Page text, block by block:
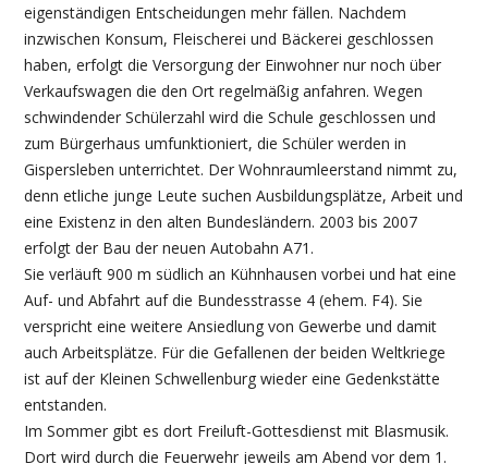
eigenständigen Entscheidungen mehr fällen. Nachdem
inzwischen Konsum, Fleischerei und Bäckerei geschlossen
haben, erfolgt die Versorgung der Einwohner nur noch über
Verkaufswagen die den Ort regelmäßig anfahren. Wegen
schwindender Schülerzahl wird die Schule geschlossen und
zum Bürgerhaus umfunktioniert, die Schüler werden in
Gispersleben unterrichtet. Der Wohnraumleerstand nimmt zu,
denn etliche junge Leute suchen Ausbildungsplätze, Arbeit und
eine Existenz in den alten Bundesländern. 2003 bis 2007
erfolgt der Bau der neuen Autobahn A71.
Sie verläuft 900 m südlich an Kühnhausen vorbei und hat eine
Auf- und Abfahrt auf die Bundesstrasse 4 (ehem. F4). Sie
verspricht eine weitere Ansiedlung von Gewerbe und damit
auch Arbeitsplätze. Für die Gefallenen der beiden Weltkriege
ist auf der Kleinen Schwellenburg wieder eine Gedenkstätte
entstanden.
Im Sommer gibt es dort Freiluft-Gottesdienst mit Blasmusik.
Dort wird durch die Feuerwehr jeweils am Abend vor dem 1.